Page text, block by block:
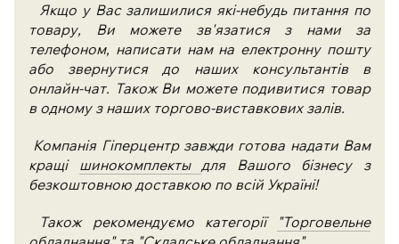
Якщо у Вас залишилися які-небудь питання по
товару, Ви можете зв'язатися з нами за
телефоном, написати нам на електронну пошту
або звернутися до наших консультантів в
онлайн-чат. Також Ви можете подивитися товар
в одному з наших торгово-виставкових залів.
Компанія Гіперцентр завжди готова надати Вам
кращі шинокомплектыдля Вашого бізнесу з
безкоштовною доставкою по всій Україні!
Також рекомендуємо категорії "Торговельне